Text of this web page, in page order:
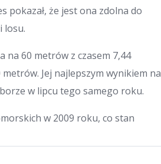
pokazał, że jest ona zdolna do
losu.
na 60 metrów z czasem 7,44
Jej najlepszym wynikiem na
w lipcu tego samego roku.
w 2009 roku, co stan